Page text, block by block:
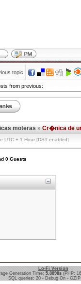
topic
from previous:
moteras » Cr�nica de
UTC + 1 Hour [DST enabled]
0 Guests
Lo-Fi Version
Generation Time: 5.8898s (PHP:
SQL queries: 20 - Debug On -